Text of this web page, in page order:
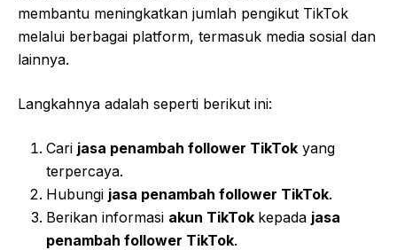
membantu meningkatkan jumlah pengikut TikTok
melalui berbagai platform, termasuk media sosial dan
lainnya.
Langkahnya adalah seperti berikut ini:
Cari jasa penambah follower TikTok yang
terpercaya.
Hubungi jasa penambah follower TikTok.
Berikan informasi akun TikTok kepada jasa
penambah follower TikTok.